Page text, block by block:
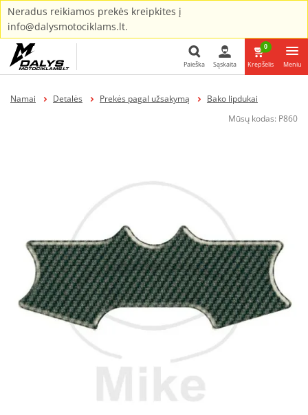
Neradus reikiamos prekės kreipkites į
info@dalysmotociklams.lt.
Paieška
Paieška Sąskaita
0
Krepšelis Meniu
Namai Detalės Prekės pagal užsakymą
Bako lipdukai
Mūsų kodas: P860